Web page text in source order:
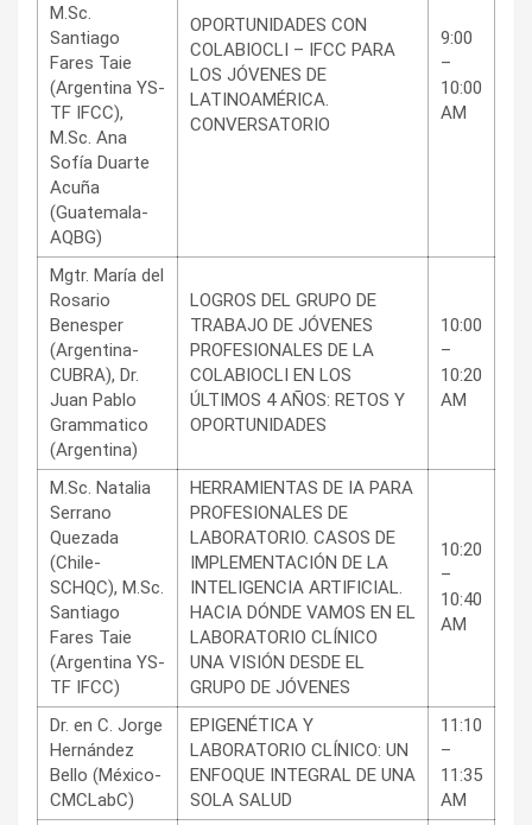
M.Sc.
Santiago
Fares Taie
(Argentina YS-
TF IFCC),
M.Sc. Ana
Sofía Duarte
Acuña
(Guatemala-
AQBG)
OPORTUNIDADES CON
COLABIOCLI – IFCC PARA
LOS JÓVENES DE
LATINOAMÉRICA.
CONVERSATORIO
9:00
–
10:00
AM
Mgtr. María del
Rosario
Benesper
(Argentina-
CUBRA), Dr.
Juan Pablo
Grammatico
(Argentina)
LOGROS DEL GRUPO DE
TRABAJO DE JÓVENES
PROFESIONALES DE LA
COLABIOCLI EN LOS
ÚLTIMOS 4 AÑOS: RETOS Y
OPORTUNIDADES
10:00
–
10:20
AM
M.Sc. Natalia
Serrano
Quezada
(Chile-
SCHQC), M.Sc.
Santiago
Fares Taie
(Argentina YS-
TF IFCC)
HERRAMIENTAS DE IA PARA
PROFESIONALES DE
LABORATORIO. CASOS DE
IMPLEMENTACIÓN DE LA
INTELIGENCIA ARTIFICIAL.
HACIA DÓNDE VAMOS EN EL
LABORATORIO CLÍNICO
UNA VISIÓN DESDE EL
GRUPO DE JÓVENES
10:20
–
10:40
AM
Dr. en C. Jorge
Hernández
Bello (México-
CMCLabC)
EPIGENÉTICA Y
LABORATORIO CLÍNICO: UN
ENFOQUE INTEGRAL DE UNA
SOLA SALUD
11:10
–
11:35
AM